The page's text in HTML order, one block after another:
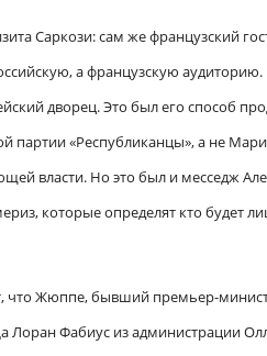
Саркози: сам же французский
а французскую
дворец. Это был его способ
партии «Республиканцы», а не
власти. Но это был и месседж
которые определят кто будет
что Жюппе, бывший премьер-
Фабиус из администрации